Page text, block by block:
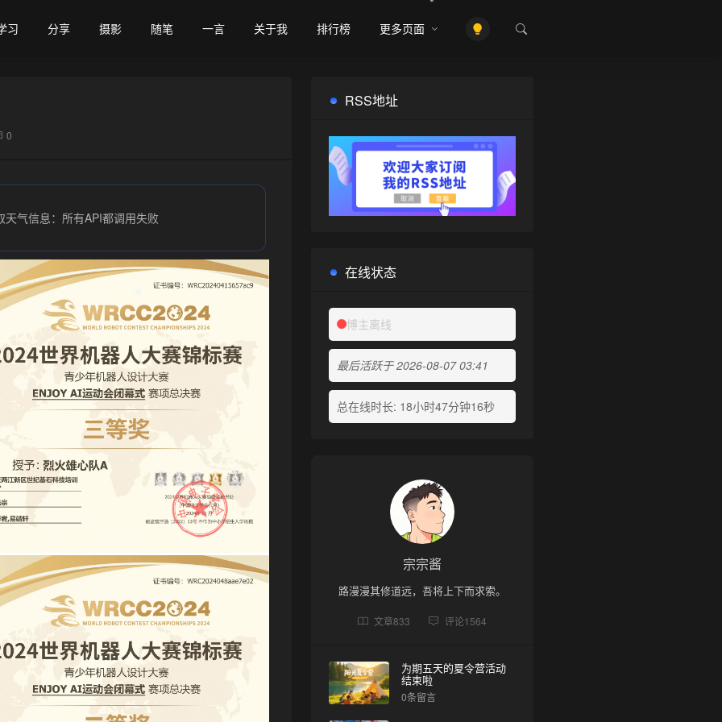
•
习 分享 摄影 随笔 一言 关于我 排行榜 更多页面
0
天气信息：所有API都调用失败
RSS地址
在线状态
博主离线
最后活跃于 2026-08-07 03:41
总在线时长: 18小时47分钟16秒
宗宗酱
路漫漫其修道远，吾将上下而求索。
文章833 评论1564
为期五天的夏令营活动
结束啦
0条留言